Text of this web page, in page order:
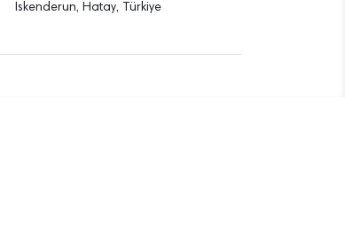
İskenderun, Hatay, Türkiye